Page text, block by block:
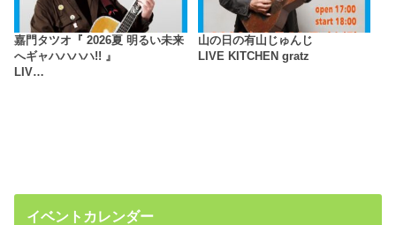
嘉門タツオ『 2026夏 明るい未来
へギャハハハハ!! 』
LIV…
山の日の有山じゅんじ
LIVE KITCHEN gratz
イベントカレンダー